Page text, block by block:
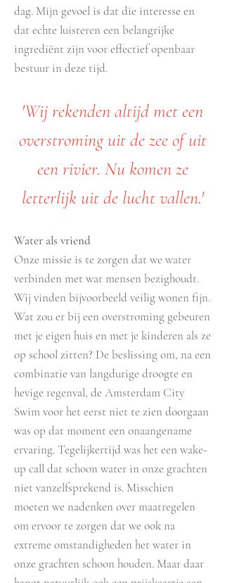
dag. Mijn gevoel is dat die interesse en
dat echte luisteren een belangrijke
ingrediënt zijn voor effectief openbaar
bestuur in deze tijd.
'Wij rekenden altijd met een
overstroming uit de zee of uit
een rivier. Nu komen ze
letterlijk uit de lucht vallen.'
Water als vriend
Onze missie is te zorgen dat we water
verbinden met wat mensen bezighoudt.
Wij vinden bijvoorbeeld veilig wonen fijn.
Wat zou er bij een overstroming gebeuren
met je eigen huis en met je kinderen als ze
op school zitten? De beslissing om, na een
combinatie van langdurige droogte en
hevige regenval, de Amsterdam City
Swim voor het eerst niet te zien doorgaan
was op dat moment een onaangename
ervaring. Tegelijkertijd was het een wake-
up call dat schoon water in onze grachten
niet vanzelfsprekend is. Misschien
moeten we nadenken over maatregelen
om ervoor te zorgen dat we ook na
extreme omstandigheden het water in
onze grachten schoon houden. Maar daar